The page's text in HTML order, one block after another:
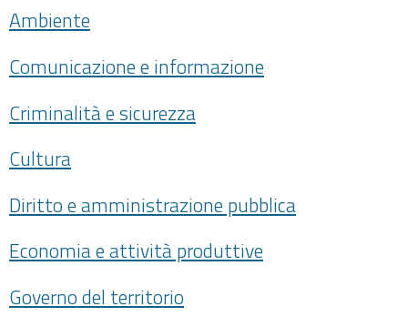
Ambiente
Comunicazione e informazione
Criminalità e sicurezza
Cultura
Diritto e amministrazione pubblica
Economia e attività produttive
Governo del territorio